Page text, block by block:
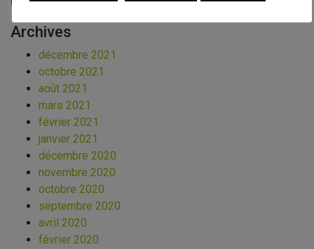
Archives
décembre 2021
octobre 2021
août 2021
mars 2021
février 2021
janvier 2021
décembre 2020
novembre 2020
octobre 2020
septembre 2020
avril 2020
février 2020